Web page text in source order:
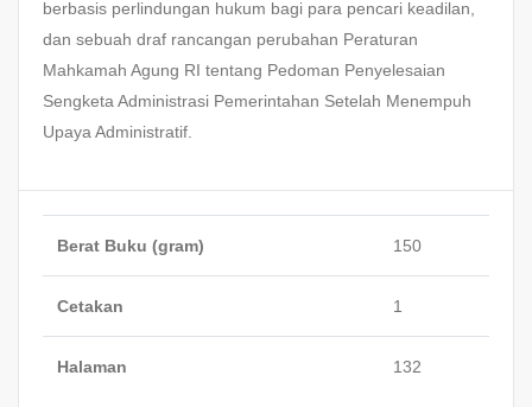
berbasis perlindungan hukum bagi para pencari keadilan,
dan sebuah draf rancangan perubahan Peraturan
Mahkamah Agung RI tentang Pedoman Penyelesaian
Sengketa Administrasi Pemerintahan Setelah Menempuh
Upaya Administratif.
Berat Buku (gram) 150
Cetakan 1
Halaman 132